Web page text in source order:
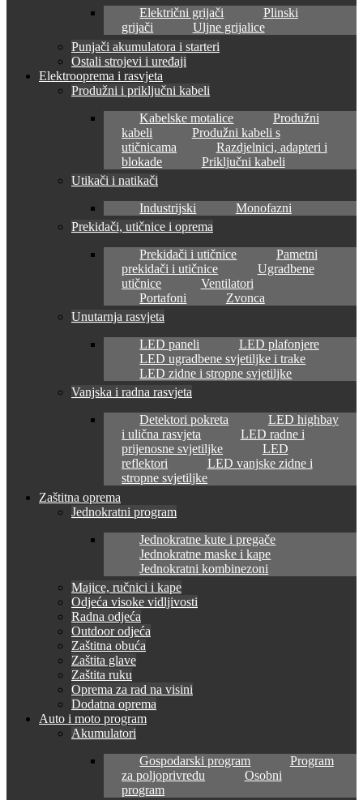
Električni grijači
Plinski
grijači
Uljne grijalice
Punjači akumulatora i starteri
Ostali strojevi i uređaji
Elektrooprema i rasvjeta
Produžni i priključni kabeli
Kabelske motalice
Produžni
kabeli
Produžni kabeli s
utičnicama
Razdjelnici, adapteri i
blokade
Priključni kabeli
Utikači i natikači
Industrijski
Monofazni
Prekidači, utičnice i oprema
Prekidači i utičnice
Pametni
prekidači i utičnice
Ugradbene
utičnice
Ventilatori
Portafoni
Zvonca
Unutarnja rasvjeta
LED paneli
LED plafonjere
LED ugradbene svjetiljke i trake
LED zidne i stropne svjetiljke
Vanjska i radna rasvjeta
Detektori pokreta
LED highbay
i ulična rasvjeta
LED radne i
prijenosne svjetiljke
LED
reflektori
LED vanjske zidne i
stropne svjetiljke
Zaštitna oprema
Jednokratni program
Jednokratne kute i pregače
Jednokratne maske i kape
Jednokratni kombinezoni
Majice, ručnici i kape
Odjeća visoke vidljivosti
Radna odjeća
Outdoor odjeća
Zaštitna obuća
Zaštita glave
Zaštita ruku
Oprema za rad na visini
Dodatna oprema
Auto i moto program
Akumulatori
Gospodarski program
Program
za poljoprivredu
Osobni
program